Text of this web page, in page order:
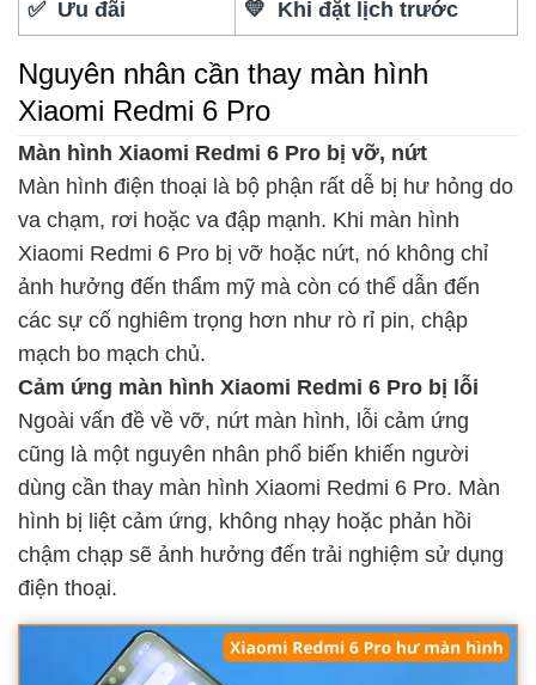
✅ Ưu đãi 💛 Khi đặt lịch trước
Nguyên nhân cần thay màn hình
Xiaomi Redmi 6 Pro
Màn hình Xiaomi Redmi 6 Pro bị vỡ, nứt
Màn hình điện thoại là bộ phận rất dễ bị hư hỏng do
va chạm, rơi hoặc va đập mạnh. Khi màn hình
Xiaomi Redmi 6 Pro bị vỡ hoặc nứt, nó không chỉ
ảnh hưởng đến thẩm mỹ mà còn có thể dẫn đến
các sự cố nghiêm trọng hơn như rò rỉ pin, chập
mạch bo mạch chủ.
Cảm ứng màn hình Xiaomi Redmi 6 Pro bị lỗi
Ngoài vấn đề về vỡ, nứt màn hình, lỗi cảm ứng
cũng là một nguyên nhân phổ biến khiến người
dùng cần thay màn hình Xiaomi Redmi 6 Pro. Màn
hình bị liệt cảm ứng, không nhạy hoặc phản hồi
chậm chạp sẽ ảnh hưởng đến trải nghiệm sử dụng
điện thoại.